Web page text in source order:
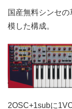
国産無料シンセ
模した構成。
2OSC+1subに